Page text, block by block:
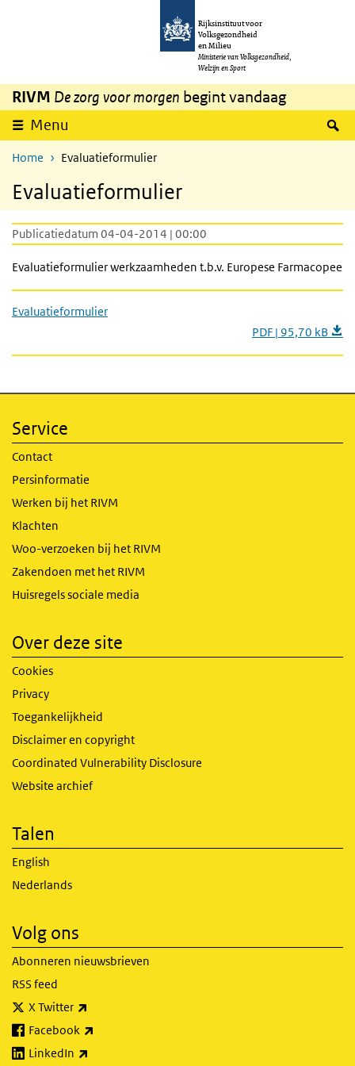
Overslaan en naar de inhoud gaan
Rijksinstituut voor
Volksgezondheid
en Milieu
Ministerie van Volksgezondheid,
Welzijn en Sport
RIVM De zorg voor morgen begint vandaag
Menu
Home Evaluatieformulier
Evaluatieformulier
Publicatiedatum 04-04-2014 | 00:00
Evaluatieformulier werkzaamheden t.b.v. Europese Farmacopee
Evaluatieformulier
PDF | 95,70 kB
Service
Contact
Persinformatie
Werken bij het RIVM
Klachten
Woo-verzoeken bij het RIVM
Zakendoen met het RIVM
Huisregels sociale media
Over deze site
Cookies
Privacy
Toegankelijkheid
Disclaimer en copyright
Coordinated Vulnerability Disclosure
Website archief
Talen
English
Nederlands
Volg ons
Abonneren nieuwsbrieven
RSS feed
X Twitter
Facebook
LinkedIn